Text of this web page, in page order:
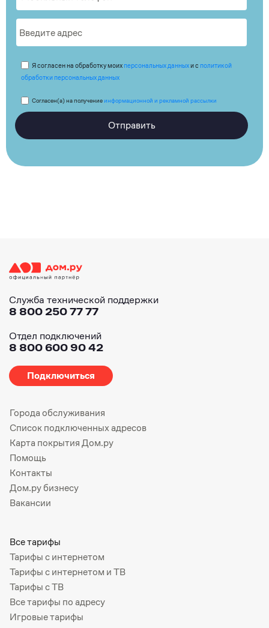
Я согласен на обработку моих персональных данныхи с политикой
обработки персональных данных
Согласен(а) на получениеинформационной и рекламной рассылки
Отправить
Служба технической поддержки
8 800 250 77 77
Отдел подключений
8 800 600 90 42
Подключиться
Города обслуживания
Список подключенных адресов
Карта покрытия Дом.ру
Помощь
Контакты
Дом.ру бизнесу
Вакансии
Все тарифы
Тарифы с интернетом
Тарифы с интернетом и ТВ
Тарифы с ТВ
Все тарифы по адресу
Игровые тарифы